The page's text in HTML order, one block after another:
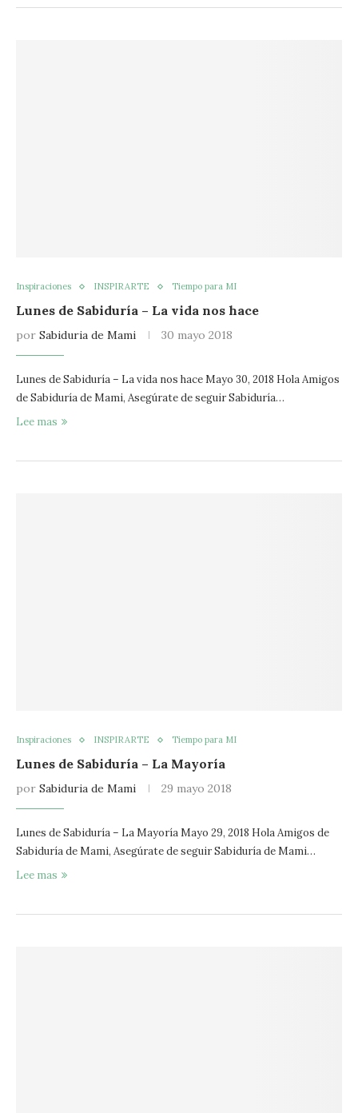
Inspiraciones INSPIRARTE Tiempo para MI
Lunes de Sabiduría – La vida nos hace
por Sabiduria de Mami 30 mayo 2018
Lunes de Sabiduría – La vida nos hace Mayo 30, 2018 Hola Amigos
de Sabiduría de Mami, Asegúrate de seguir Sabiduría…
Lee mas
Inspiraciones INSPIRARTE Tiempo para MI
Lunes de Sabiduría – La Mayoría
por Sabiduria de Mami 29 mayo 2018
Lunes de Sabiduría – La Mayoría Mayo 29, 2018 Hola Amigos de
Sabiduría de Mami, Asegúrate de seguir Sabiduría de Mami…
Lee mas